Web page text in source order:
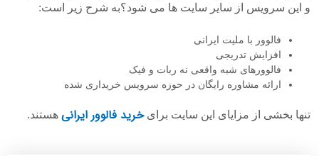
و این سرویس از سایر سایت ها می شود؟‌به شرح زیر است:
فالوور با ملیت ایرانی
افزایش تدریجی
فالوورهای شبه واقعی نه ربات و فیک
ارائه مشاوره رایگان در حوزه سرویس خریداری شده
تنها بخشی از مزایای این سایت برایخرید فالوور ایرانی هستند.